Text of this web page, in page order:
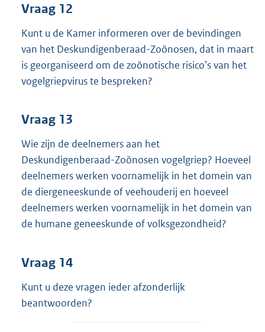
Vraag 12
Kunt u de Kamer informeren over de bevindingen
van het Deskundigenberaad-Zoönosen, dat in maart
is georganiseerd om de zoönotische risico’s van het
vogelgriepvirus te bespreken?
Vraag 13
Wie zijn de deelnemers aan het
Deskundigenberaad-Zoönosen vogelgriep? Hoeveel
deelnemers werken voornamelijk in het domein van
de diergeneeskunde of veehouderij en hoeveel
deelnemers werken voornamelijk in het domein van
de humane geneeskunde of volksgezondheid?
Vraag 14
Kunt u deze vragen ieder afzonderlijk
beantwoorden?